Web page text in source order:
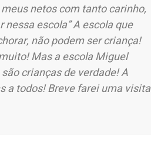
netos com tanto carinho,
escola” A escola que
não podem ser criança!
Mas a escola Miguel
crianças de verdade! A
a todos! Breve farei uma visita